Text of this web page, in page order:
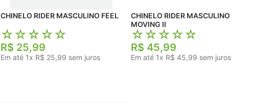
CHINELO RIDER MASCULINO FEEL
☆☆☆☆☆
R$ 25,99
Em até 1x R$ 25,99 sem juros
CHINELO RIDER MASCULINO
MOVING II
☆☆☆☆☆
R$ 45,99
Em até 1x R$ 45,99 sem juros